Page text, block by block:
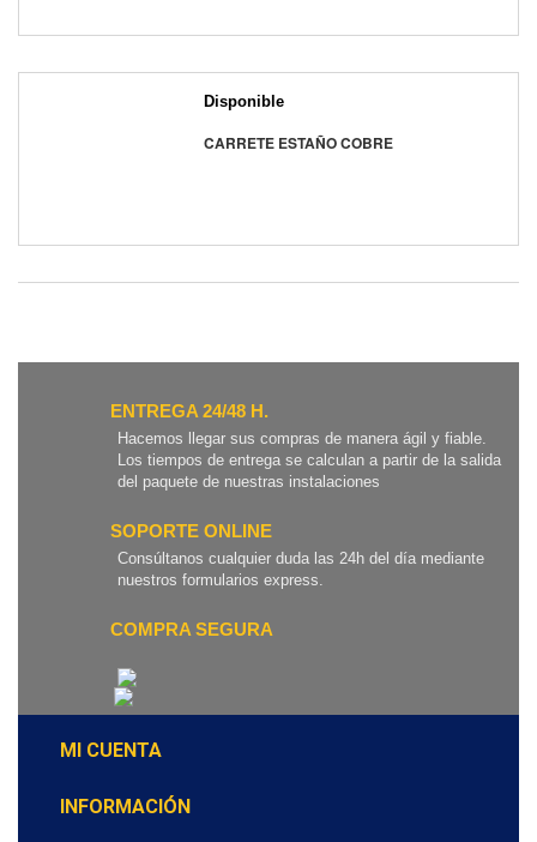
Disponible
CARRETE ESTAÑO COBRE
ENTREGA 24/48 H.
Hacemos llegar sus compras de manera ágil y fiable.
Los tiempos de entrega se calculan a partir de la salida
del paquete de nuestras instalaciones
SOPORTE ONLINE
Consúltanos cualquier duda las 24h del día mediante
nuestros formularios express.
COMPRA SEGURA
MI CUENTA
INFORMACIÓN